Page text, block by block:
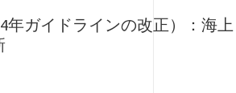
年ガイドラインの改正）：海上